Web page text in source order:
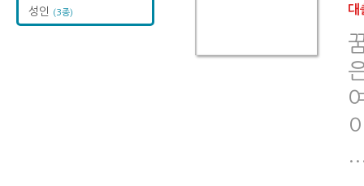
성인 (3종) 대